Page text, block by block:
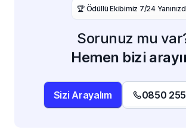
️🏆 Ödüllü Ekibimiz 7/24
Sorunuz mu
Hemen bizi
Sizi Arayalım 0850